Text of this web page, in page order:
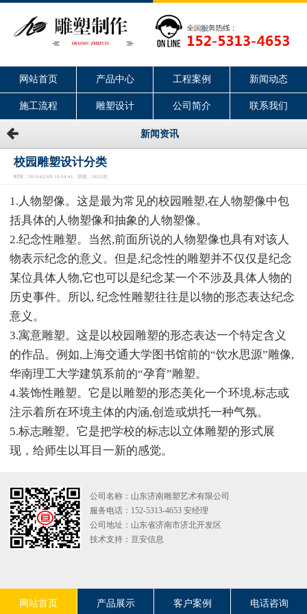
网站首页 产品中心 工程案例 新闻动态
施工流程 雕塑设计 公司简介 联系我们
新闻资讯
校园雕塑设计分类
时间：2019-02-09 10:34:41 浏览：2633次
1.人物塑像。这是最为常见的校园雕塑,在人物塑像中包
括具体的人物塑像和抽象的人物塑像。
2.纪念性雕塑。当然,前面所说的人物塑像也具有对该人
物表示纪念的意义。但是,纪念性的雕塑并不仅仅是纪念
某位具体人物,它也可以是纪念某一个不涉及具体人物的
历史事件。所以, 纪念性雕塑往往是以物的形态表达纪念
意义。
3.寓意雕塑。这是以校园雕塑的形态表达一个特定含义
的作品。例如,上海交通大学图书馆前的“饮水思源”雕像,
华南理工大学建筑系前的“孕育”雕塑。
4.装饰性雕塑。它是以雕塑的形态美化一个环境,标志或
注示着所在环境主体的内涵,创造或烘托一种气氛。
5.标志雕塑。它是把学校的标志以立体雕塑的形式展
现，给师生以耳目一新的感觉。
公司名称：山东济南雕塑艺术有限公司
服务电话：152-5313-4653 安经理
公司地址：山东省济南市济北开发区
技术支持： 亘安信息
网站首页 产品展示 客户案例 电话咨询